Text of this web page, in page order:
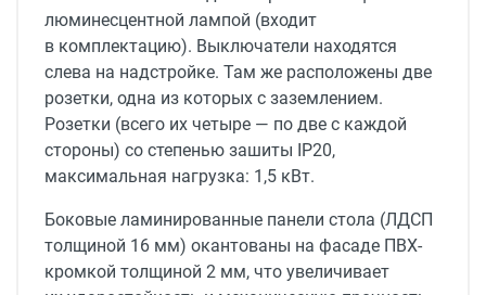
люминесцентной лампой (входит
в комплектацию). Выключатели находятся
слева на надстройке. Там же расположены две
розетки, одна из которых с заземлением.
Розетки (всего их четыре — по две с каждой
стороны) со степенью зашиты IP20,
максимальная нагрузка: 1,5 кВт.
Боковые ламинированные панели стола (ЛДСП
толщиной 16 мм) окантованы на фасаде ПВХ-
кромкой толщиной 2 мм, что увеличивает